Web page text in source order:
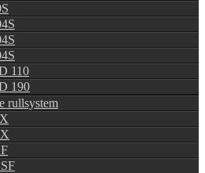
110
190
rullsystem